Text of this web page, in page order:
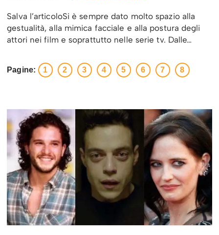
Salva l’articoloSi è sempre dato molto spazio alla
gestualità, alla mimica facciale e alla postura degli
attori nei film e soprattutto nelle serie tv. Dalle…
Pagine: 1 2 3 4 5 6 7 8